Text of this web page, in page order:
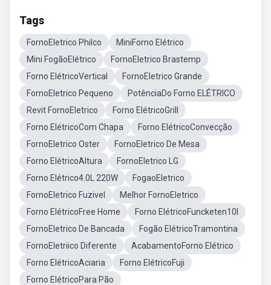
Tags
FornoEletrico Philco
MiniForno Elétrico
Mini FogãoElétrico
FornoEletrico Brastemp
Forno ElétricoVertical
FornoEletrico Grande
FornoEletrico Pequeno
PotênciaDo Forno ELÉTRICO
Revit FornoEletrico
Forno ElétricoGrill
Forno ElétricoCom Chapa
Forno ElétricoConvecção
FornoEletrico Oster
FornoEletrico De Mesa
Forno ElétricoAltura
FornoEletrico LG
Forno Elétrico4.0L 220W
FogaoEletrico
FornoEletrico Fuzivel
Melhor FornoEletrico
Forno ElétricoFree Home
Forno ElétricoFuncketen10l
FornoEletrico De Bancada
Fogão ElétricoTramontina
FornoEletriico Diferente
AcabamentoForno Elétrico
Forno ElétricoAciaria
Forno ElétricoFuji
Forno ElétricoPara Pão